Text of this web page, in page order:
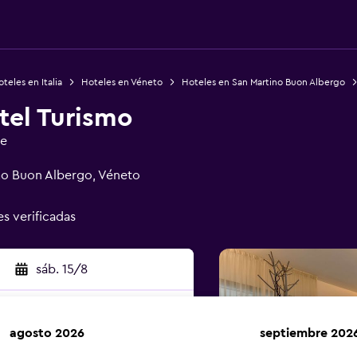
en Italia Hoteles en Véneto Hoteles en San Martino Buon Albergo
Turismo
Buon Albergo, Véneto
verificadas
sáb. 15/8
agosto 2026 septiembre